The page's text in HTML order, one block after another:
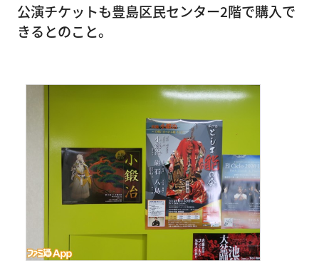
公演チケットも豊島区民センター2階で購入で
きるとのこと。